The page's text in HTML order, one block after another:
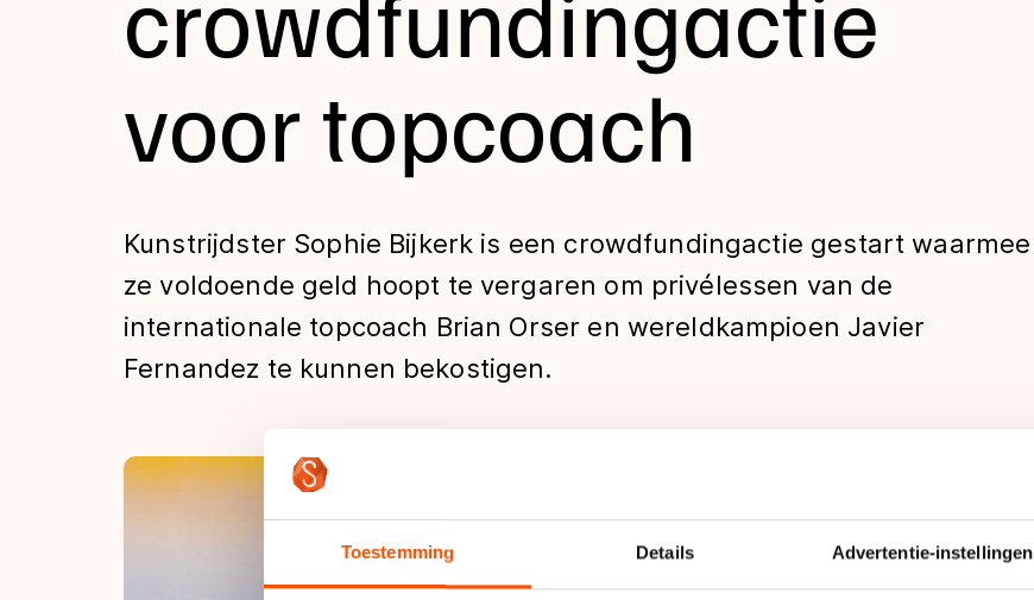
Toestemming Details Advertentie-instellingen
Tijden & historie
De weg op
Schaatsfans
Olympische Spelen
voor topcoach
Kunstrijdster Sophie Bijkerk is een crowdfundingactie gestart waarmee
ze voldoende geld hoopt te vergaren om privélessen van de
internationale topcoach Brian Orser en wereldkampioen Javier
Fernandez te kunnen bekostigen.